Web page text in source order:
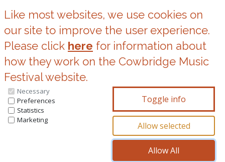
Cwcis
Datganiad Preifatrwydd
© Copyright 2026, Cowbridge Music Festival All Rights Reserved.
^
Like most websites, we use cookies on
our site to improve the user experience.
Please click here for information about
how they work on the Cowbridge Music
Festival website.
You can update your preferences at any time
by clicking on the icons at the bottom of this
Necessary
Preferences
Statistics
Marketing